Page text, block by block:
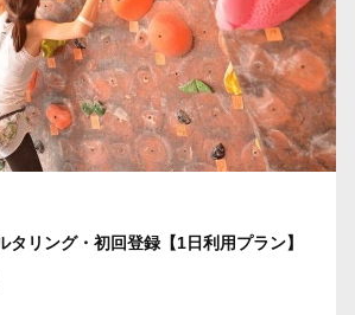
タリング・初回登録【1日利用プラン】